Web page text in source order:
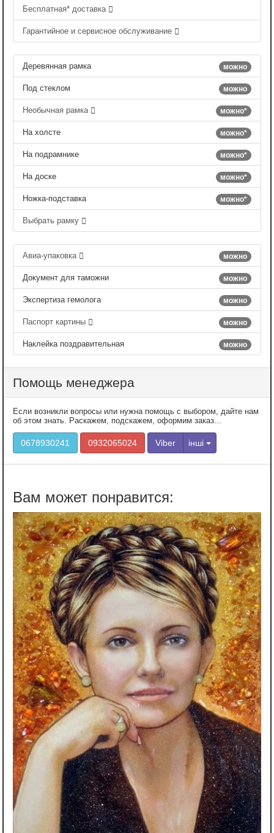
Бесплатная* доставка
Гарантийное и сервисное обслуживание
можно
Деревянная рамка
можно
Под стеклом
можно*
Необычная рамка
можно*
На холсте
можно*
На подрамнике
можно*
На доске
можно*
Ножка-подставка
Выбрать рамку
можно
Авиа-упаковка
можно
Документ для таможни
можно
Экспертиза гемолога
можно
Паспорт картины
можно
Наклейка поздравительная
Помощь менеджера
Если возникли вопросы или нужна помощь с выбором, дайте нам
об этом знать. Раскажем, подскажем, оформим заказ...
0678930241 0932065024 Viber інші